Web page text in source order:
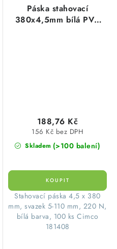
Páska stahovací
380x4,5mm bílá PVC
Skladem (>100 balení)
156 Kč bez DPH
188,76 Kč
Stahovací páska 4,5 x 380
mm, svazek 5-110 mm, 220 N,
bílá barva, 100 ks Cimco
181408